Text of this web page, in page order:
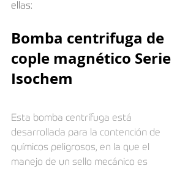
ellas:
Bomba centrifuga de
cople magnético Serie
Isochem
Esta bomba centrífuga está
desarrollada para la contención de
químicos peligrosos, en la que el
manejo de un sello mecánico es